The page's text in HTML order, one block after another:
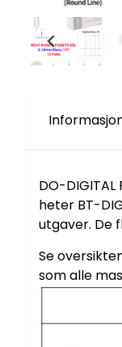
DO-DIGITAL
heter BT-
utgaver. De
Se
som alle